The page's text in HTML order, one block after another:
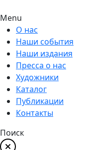
Menu
О нас
Наши события
Наши издания
Пресса о нас
Художники
Каталог
Публикации
Контакты
Поиск